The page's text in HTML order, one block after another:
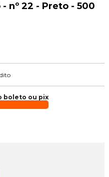
nº 22 - Preto - 500
boleto ou pix